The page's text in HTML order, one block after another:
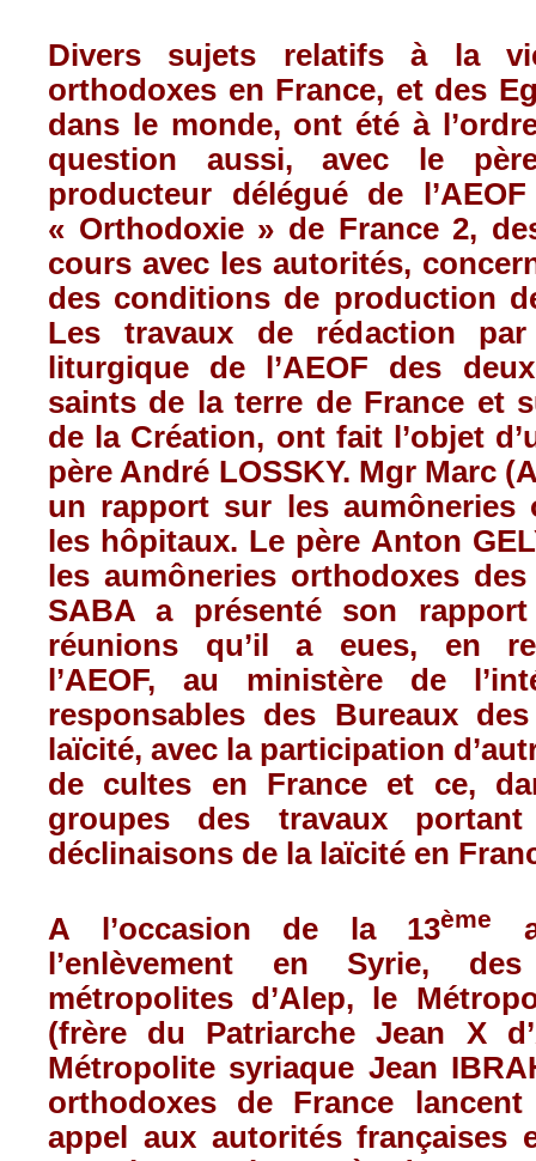
Divers sujets relatifs à la
orthodoxes en France, et des
dans le monde, ont été à
question aussi, avec le
producteur délégué de
« Orthodoxie » de France 2,
cours avec les autorités,
des conditions de production
Les travaux de rédaction
liturgique de l’AEOF des
saints de la terre de France et
de la Création, ont fait l’objet
père André LOSSKY. Mgr Marc
un rapport sur les aumôneries
les hôpitaux. Le père Anton
les aumôneries orthodoxes
SABA a présenté son
réunions qu’il a eues, en
l’AEOF, au ministère de
responsables des Bureaux
laïcité, avec la participation
de cultes en France et ce,
groupes des travaux
déclinaisons de la laïcité en
A l’occasion de la 13ème
l’enlèvement en Syrie,
métropolites d’Alep, le
(frère du Patriarche Jean X
Métropolite syriaque Jean
orthodoxes de France
appel aux autorités françaises